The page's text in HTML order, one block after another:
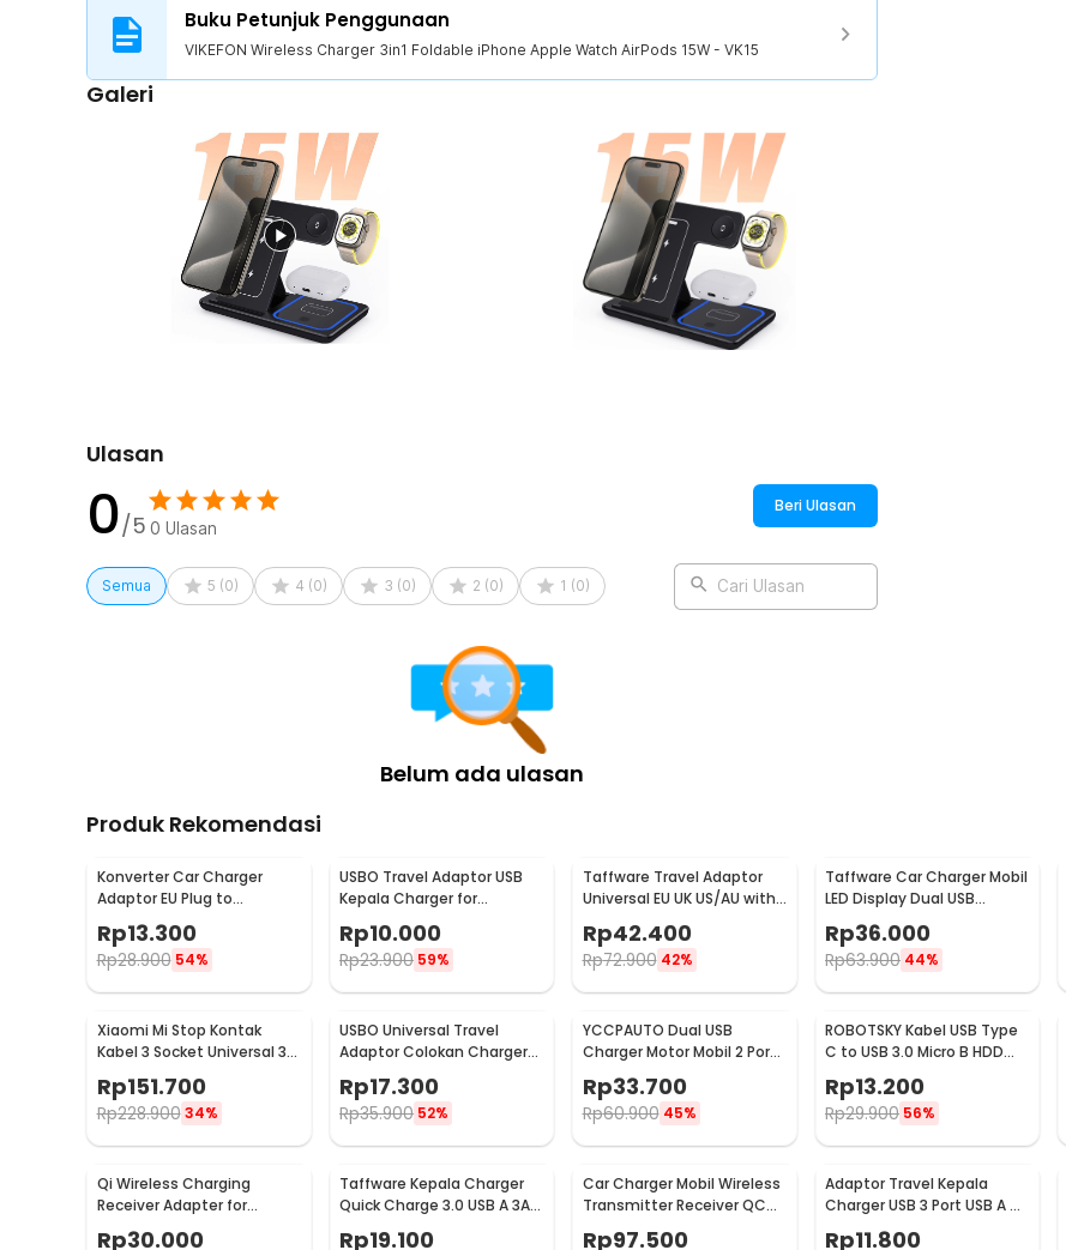
Desain Ringkas
Meski dirancang untuk mengisi daya 3 perangkat sekaligus, namun wireless charger tetap
memiliki bentuk yang ringkas. Wireless charger bisa dilipat menjadi bentuk yang lebih simple dan
ringkas ketika tidak digunakan. Penggunaannya juga fleksibel, Anda bisa mengisi daya saat
Kelengkapan Produk
Rincian yang Anda dapatkan untuk pembelian produk ini:
1 x VIKEFON Wireless Charger 3in1 Foldable iPhone Apple Watch AirPods 15W - VK15
1 x Kabel USB Type C
1 x Panduan Penggunaan
Buku Petunjuk Penggunaan
VIKEFON Wireless Charger 3in1 Foldable iPhone Apple Watch AirPods 15W - VK15
Galeri
Ulasan
0/5 0 Ulasan
Beri Ulasan
Semua 5 (0) 4 (0) 3 (0) 2 (0) 1 (0) Cari Ulasan
Belum ada ulasan
Produk Rekomendasi
Konverter Car Charger
Adaptor EU Plug to
Cigarette Socket 12V
500mA - KYA109
Rp13.300
Rp28.900 54%
USBO Travel Adaptor USB
Kepala Charger for
Smartphone 5V 2A -
U90EWE
Rp10.000
Rp23.900 59%
Taffware Travel Adaptor
Universal EU UK US/AU with
2 Port USB A 2.1A - JY-148
Rp42.400
Rp72.900 42%
Taffware Car Charger Mobil
LED Display Dual USB
Cigarette Plug 3.1A - EC2
Rp36.000
Rp63.900 44%
Xiaomi Mi Stop Kontak
Kabel 3 Socket Universal 3
USB A 1.8M 250V 2500W -
XMCXB01QMN (ORIGINAL)
Rp151.700
Rp228.900 34%
USBO Universal Travel
Adaptor Colokan Charger
Adapter 1000W - 931L
Rp17.300
Rp35.900 52%
YCCPAUTO Dual USB
Charger Motor Mobil 2 Port
DC 12-24V 3.1A 1 PCS - CJ-
L040
Rp33.700
Rp60.900 45%
ROBOTSKY Kabel USB Type
C to USB 3.0 Micro B HDD
Data Cable 1M - SGC10
Rp13.200
Rp29.900 56%
Qi Wireless Charging
Receiver Adapter for
Smartphone USB Type C -
Rp30.000
Taffware Kepala Charger
Quick Charge 3.0 USB A 3A -
TE008
Rp19.100
Car Charger Mobil Wireless
Transmitter Receiver QC
3.0 Dual USB 3.1A - HY-82
Rp97.500
Adaptor Travel Kepala
Charger USB 3 Port USB A 5V
3.1A - EKA
Rp11.800